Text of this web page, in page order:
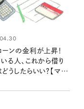
ーンの金利が上昇！
る人、これから借り
うしたらいい？【マネ